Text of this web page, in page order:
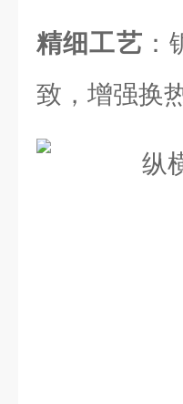
精细工艺
致，增强换